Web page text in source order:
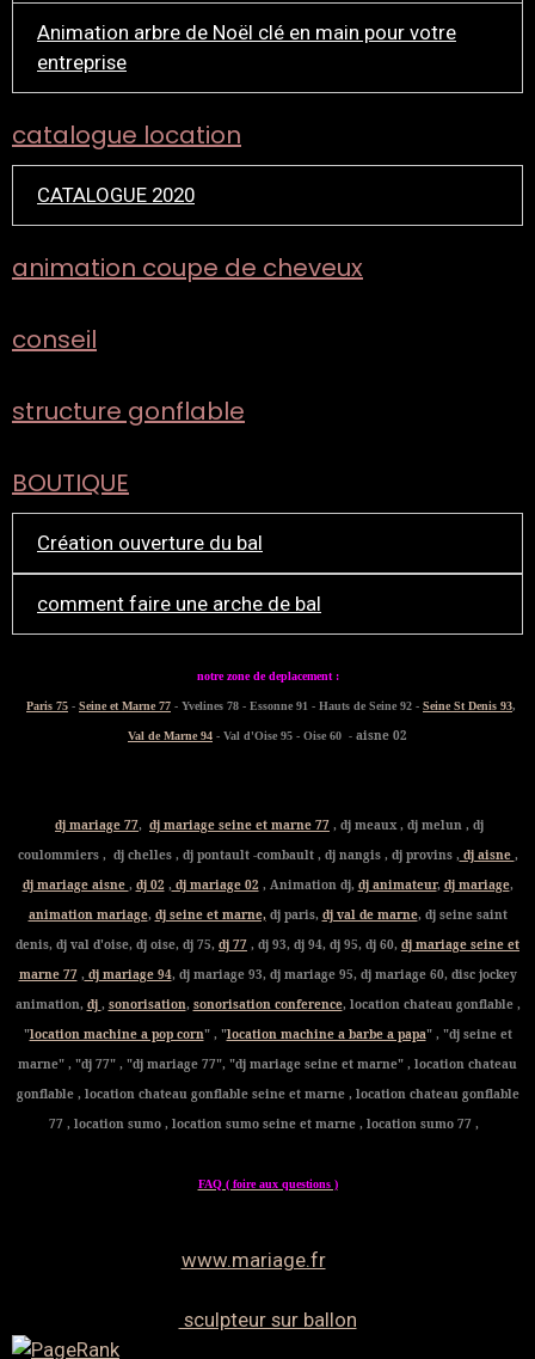
Animation arbre de Noël clé en main pour votre
entreprise
catalogue location
CATALOGUE 2020
animation coupe de cheveux
conseil
structure gonflable
BOUTIQUE
Création ouverture du bal
comment faire une arche de bal
notre zone de deplacement :
Paris 75 - Seine et Marne 77 - Yvelines 78 - Essonne 91 - Hauts de Seine 92 - Seine St Denis 93,
Val de Marne 94 - Val d'Oise 95 - Oise 60 - aisne 02
dj mariage 77, dj mariage seine et marne 77 , dj meaux , dj melun , dj
coulommiers , dj chelles , dj pontault -combault , dj nangis , dj provins , dj aisne ,
dj mariage aisne , dj 02 , dj mariage 02 , Animation dj, dj animateur, dj mariage,
animation mariage, dj seine et marne, dj paris, dj val de marne, dj seine saint
denis, dj val d'oise, dj oise, dj 75, dj 77 , dj 93, dj 94, dj 95, dj 60, dj mariage seine et
marne 77, dj mariage 94, dj mariage 93, dj mariage 95, dj mariage 60, disc jockey
animation, dj , sonorisation, sonorisation conference, location chateau gonflable ,
"location machine a pop corn" , "location machine a barbe a papa" , "dj seine et
marne" , "dj 77" , "dj mariage 77", "dj mariage seine et marne" , location chateau
gonflable , location chateau gonflable seine et marne , location chateau gonflable
77 , location sumo , location sumo seine et marne , location sumo 77 ,
FAQ ( foire aux questions )
www.mariage.fr
sculpteur sur ballon